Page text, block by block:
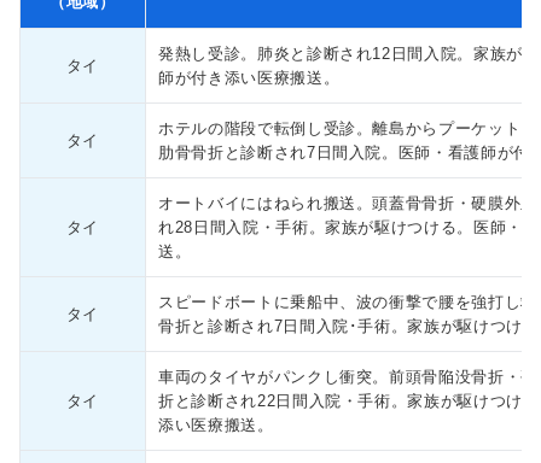
タイ
発熱し受診。肺炎と診断され12日間入院。家族が
師が付き添い医療搬送。
タイ
ホテルの階段で転倒し受診。離島からプーケット
肋骨骨折と診断され7日間入院。医師・看護師が付
タイ
オートバイにはねられ搬送。頭蓋骨骨折・硬膜外
れ28日間入院・手術。家族が駆けつける。医師・
送。
タイ
スピードボートに乗船中、波の衝撃で腰を強打し
骨折と診断され7日間入院･手術。家族が駆けつけ
タイ
車両のタイヤがパンクし衝突。前頭骨陥没骨折・
折と診断され22日間入院・手術。家族が駆けつけ
添い医療搬送。